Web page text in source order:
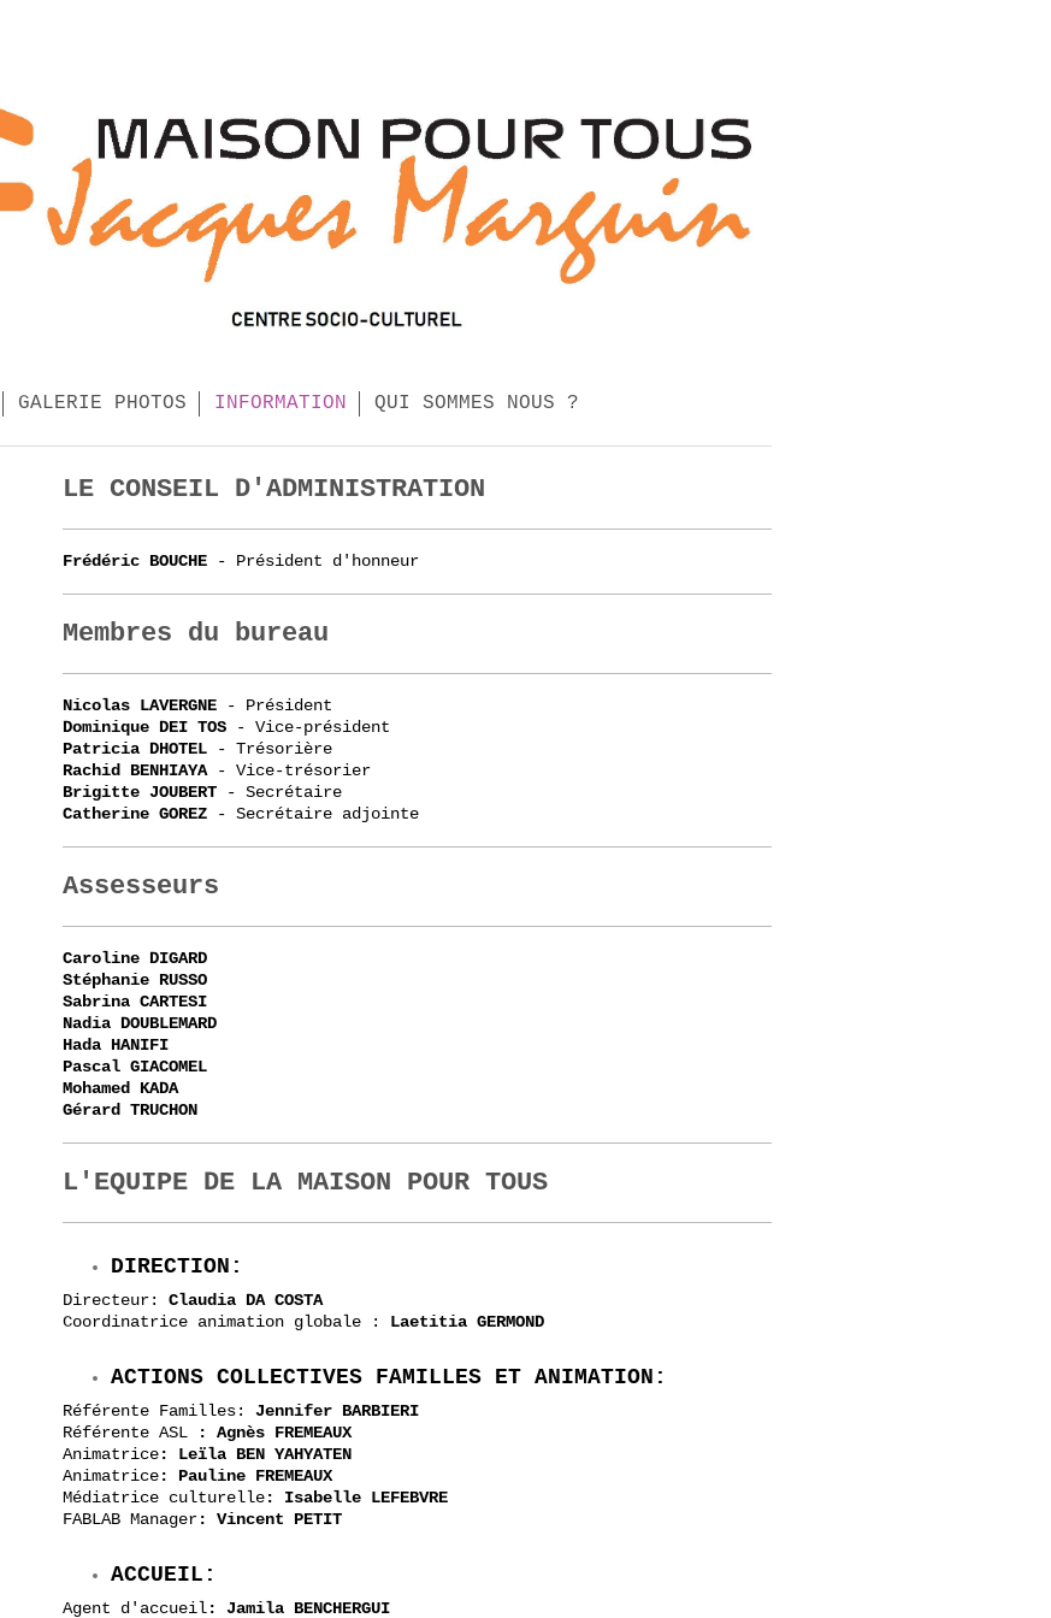
GALERIE PHOTOS INFORMATION QUI SOMMES NOUS ?
LE CONSEIL D'ADMINISTRATION
Frédéric BOUCHE- Président d'honneur
Membres du bureau
Nicolas LAVERGNE- Président
Dominique DEI TOS- Vice-président
Patricia DHOTEL- Trésorière
Rachid BENHIAYA- Vice-trésorier
Brigitte JOUBERT- Secrétaire
Catherine GOREZ- Secrétaire adjointe
Assesseurs
Caroline DIGARD
Stéphanie RUSSO
Sabrina CARTESI
Nadia DOUBLEMARD
Hada HANIFI
Pascal GIACOMEL
Mohamed KADA
Gérard TRUCHON
L'EQUIPE DE LA MAISON POUR TOUS
DIRECTION:
Directeur: Claudia DA COSTA
Coordinatrice animation globale : Laetitia GERMOND
ACTIONS COLLECTIVES FAMILLES ET ANIMATION:
Référente Familles: Jennifer BARBIERI
Référente ASL
: Agnès FREMEAUX
Animatrice: Leïla BEN YAHYATEN
Animatrice: Pauline FREMEAUX
Médiatrice culturelle: Isabelle LEFEBVRE
FABLAB Manager: Vincent PETIT
ACCUEIL:
Agent d'accueil: Jamila BENCHERGUI